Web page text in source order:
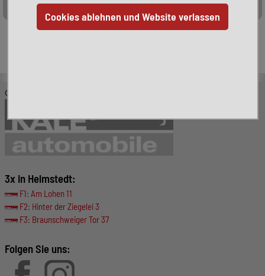
Sortieren:
© KALE-Automobile GmbH
3x in Helmstedt:
F1: Am Lohen 11
F2: Hinter der Ziegelei 3
F3: Braunschweiger Tor 37
Folgen Sie uns: